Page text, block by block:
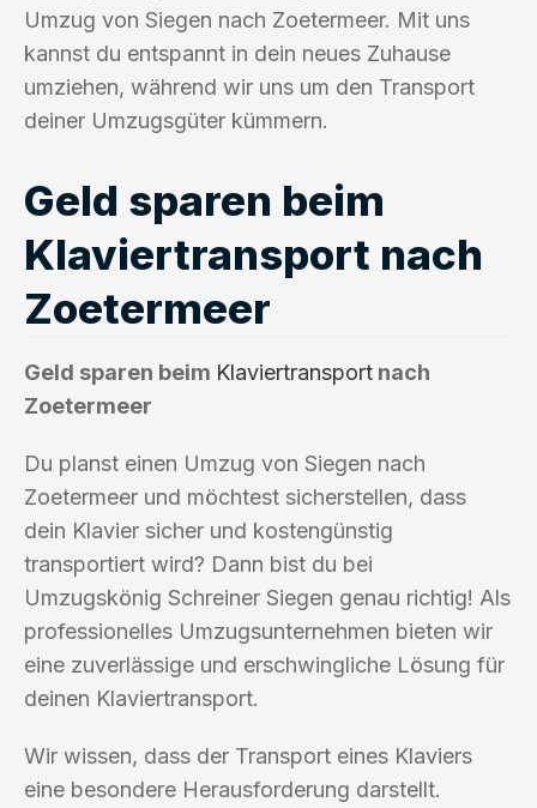
Umzug von Siegen nach Zoetermeer. Mit uns
kannst du entspannt in dein neues Zuhause
umziehen, während wir uns um den Transport
deiner Umzugsgüter kümmern.
Geld sparen beim
Klaviertransport nach
Zoetermeer
Geld sparen beim Klaviertransport nach
Zoetermeer
Du planst einen Umzug von Siegen nach
Zoetermeer und möchtest sicherstellen, dass
dein Klavier sicher und kostengünstig
transportiert wird? Dann bist du bei
Umzugskönig Schreiner Siegen genau richtig! Als
professionelles Umzugsunternehmen bieten wir
eine zuverlässige und erschwingliche Lösung für
deinen Klaviertransport.
Wir wissen, dass der Transport eines Klaviers
eine besondere Herausforderung darstellt.